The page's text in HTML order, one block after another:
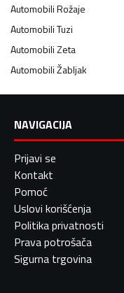
AutomobiliRožaje
AutomobiliTuzi
AutomobiliZeta
AutomobiliŽabljak
NAVIGACIJA
Prijavi se
Kontakt
Pomoć
Uslovi korišćenja
Politika privatnosti
Prava potrošača
Sigurna trgovina